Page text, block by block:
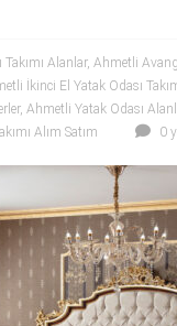
Alanlar, Ahmetli
İkinci El Yatak Odası
, Ahmetli Yatak Odası
Alım Satım 0